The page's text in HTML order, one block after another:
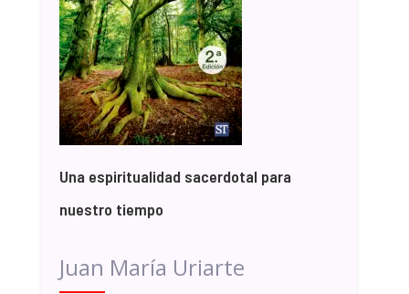
Una espiritualidad sacerdotal para
nuestro tiempo
Juan María Uriarte